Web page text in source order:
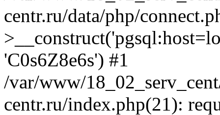
centr.ru/data/php/
'C0s6Z8e6s') #1
/var/www/
centr.ru/index.php(21):